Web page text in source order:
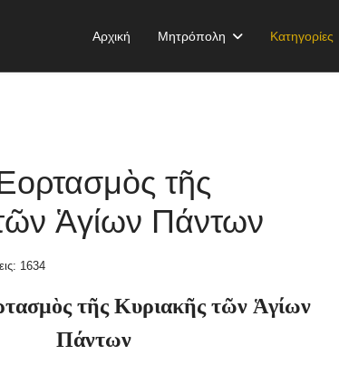
Αρχική Μητρόπολη Κατηγορίες
τῆς
Ἁγίων Πάντων
1634
τῆς Κυριακῆς τῶν Ἁγίων
Πάντων